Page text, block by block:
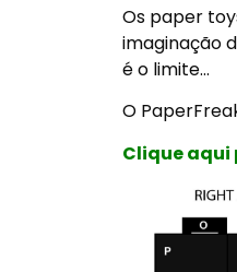
Os paper
imaginação
é o limite…
O
Clique aqui